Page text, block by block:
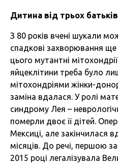
Дитина від трьох батьків
З 80 років вчені шукали
спадкові захворювання
цього мутантні
яйцеклітини треба було
мітохондріями жінки-
заміна вдалася. У ролі
синдрому Лея –
померли двоє її дітей.
Мексиці, але закінчилася
місяців. До речі, першою
2015 році легалізувала